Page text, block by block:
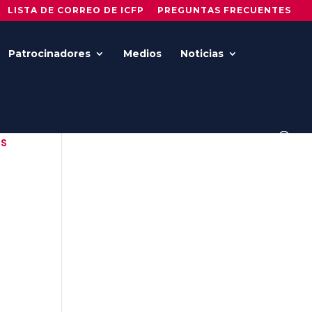
LISTA DE CORREO DE ICFP PREGUNTAS FRECUENTES
Patrocinadores Medios Noticias